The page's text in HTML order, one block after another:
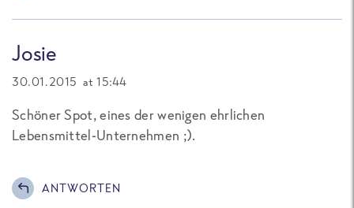
Josie
30.01.2015 at 15:44
Schöner Spot, eines der wenigen ehrlichen
Lebensmittel-Unternehmen ;).
ANTWORTEN